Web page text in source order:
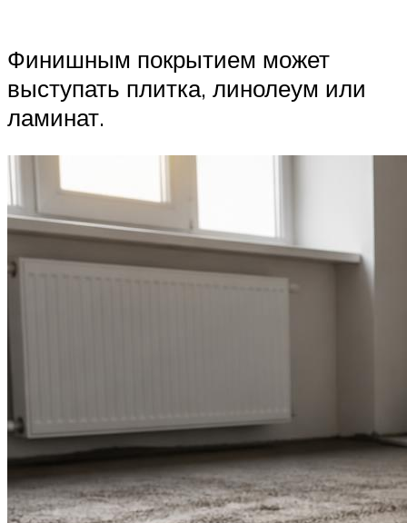
Финишным покрытием может
выступать плитка, линолеум или
ламинат.